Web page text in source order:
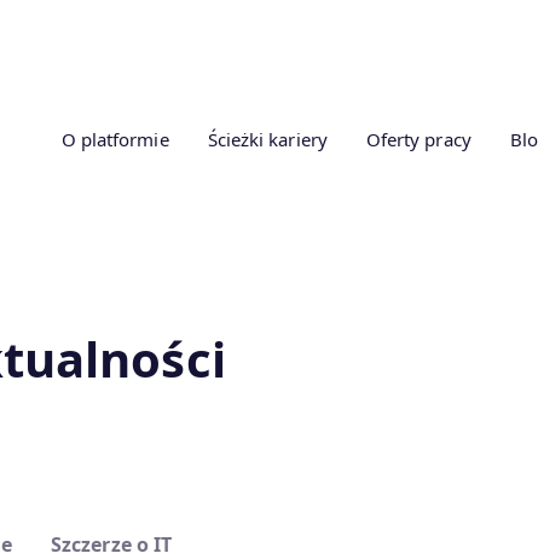
O platformie Ścieżki kariery Oferty pracy
Szczerze o IT